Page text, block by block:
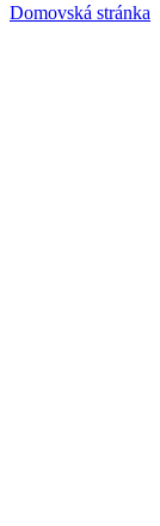
Domovská stránka